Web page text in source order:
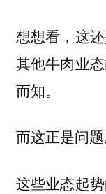
想想看，这
其他牛肉业
而知。
而这正是问题
这些业态起